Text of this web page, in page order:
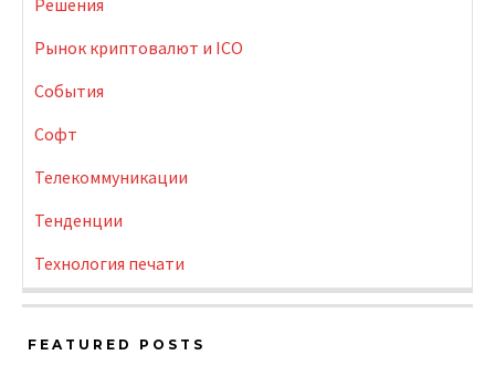
Решения
Рынок криптовалют и ICO
События
Софт
Телекоммуникации
Тенденции
Технология печати
FEATURED POSTS